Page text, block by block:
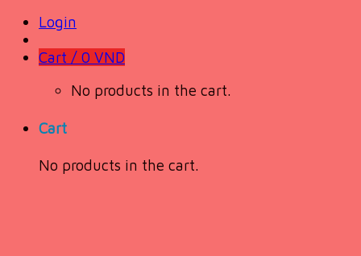
Login
Cart / 0 VND
No products in the cart.
Cart
No products in the cart.